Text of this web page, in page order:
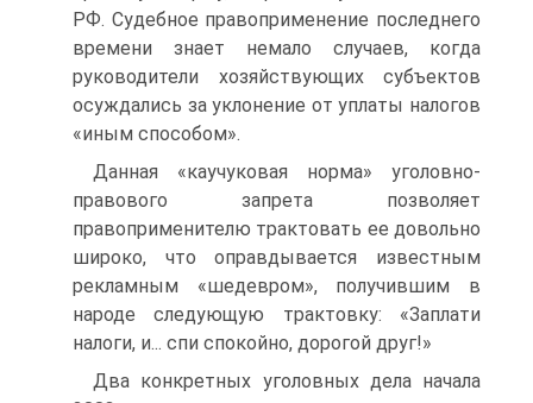
РФ. Судебное правоприменение последнего
времени знает немало случаев, когда
руководители хозяйствующих субъектов
осуждались за уклонение от уплаты налогов
«иным способом».
Данная «каучуковая норма» уголовно-
правового запрета позволяет
правоприменителю трактовать ее довольно
широко, что оправдывается известным
рекламным «шедевром», получившим в
народе следующую трактовку: «Заплати
налоги, и... спи спокойно, дорогой друг!»
Два конкретных уголовных дела начала